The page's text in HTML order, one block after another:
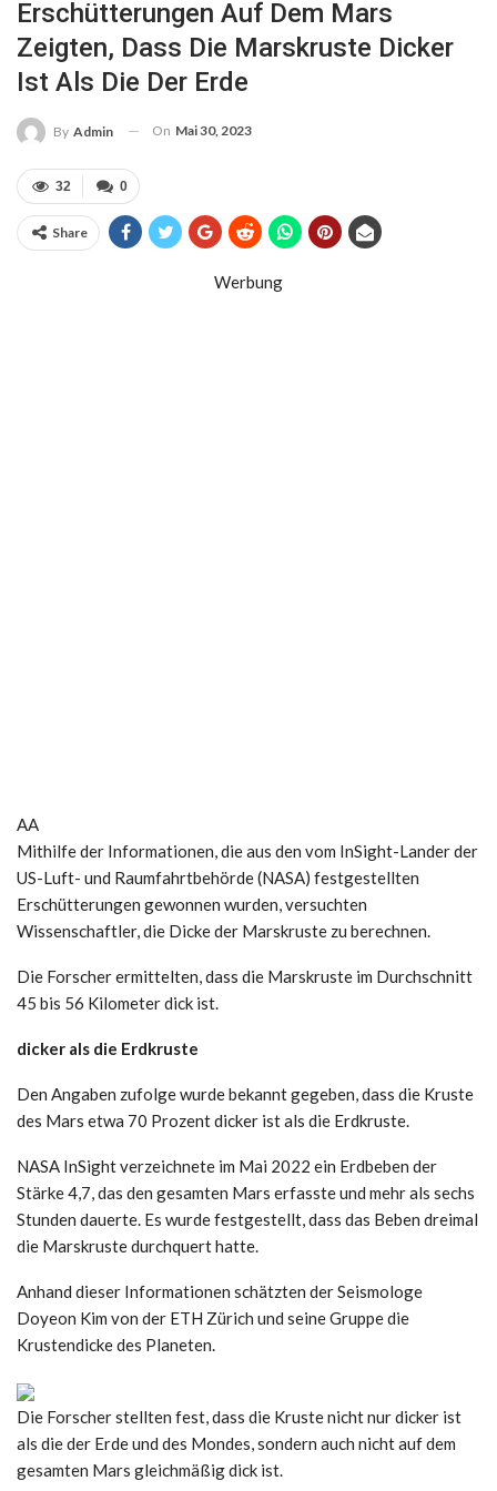
Erschütterungen Auf Dem Mars
Zeigten, Dass Die Marskruste Dicker
Ist Als Die Der Erde
By Admin On Mai 30, 2023
0
32
Share
Werbung
AA
Mithilfe der Informationen, die aus den vom InSight-Lander der
US-Luft- und Raumfahrtbehörde (NASA) festgestellten
Erschütterungen gewonnen wurden, versuchten
Wissenschaftler, die Dicke der Marskruste zu berechnen.
Die Forscher ermittelten, dass die Marskruste im Durchschnitt
45 bis 56 Kilometer dick ist.
dicker als die Erdkruste
Den Angaben zufolge wurde bekannt gegeben, dass die Kruste
des Mars etwa 70 Prozent dicker ist als die Erdkruste.
NASA InSight verzeichnete im Mai 2022 ein Erdbeben der
Stärke 4,7, das den gesamten Mars erfasste und mehr als sechs
Stunden dauerte. Es wurde festgestellt, dass das Beben dreimal
die Marskruste durchquert hatte.
Anhand dieser Informationen schätzten der Seismologe
Doyeon Kim von der ETH Zürich und seine Gruppe die
Krustendicke des Planeten.
Die Forscher stellten fest, dass die Kruste nicht nur dicker ist
als die der Erde und des Mondes, sondern auch nicht auf dem
gesamten Mars gleichmäßig dick ist.